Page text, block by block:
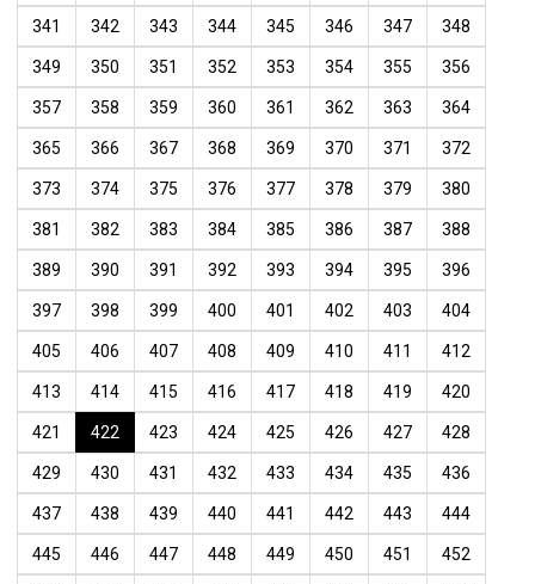
341 342 343 344 345 346 347 348
349 350 351 352 353 354 355 356
357 358 359 360 361 362 363 364
365 366 367 368 369 370 371 372
373 374 375 376 377 378 379 380
381 382 383 384 385 386 387 388
389 390 391 392 393 394 395 396
397 398 399 400 401 402 403 404
405 406 407 408 409 410 411 412
413 414 415 416 417 418 419 420
421 422 423 424 425 426 427 428
429 430 431 432 433 434 435 436
437 438 439 440 441 442 443 444
445 446 447 448 449 450 451 452